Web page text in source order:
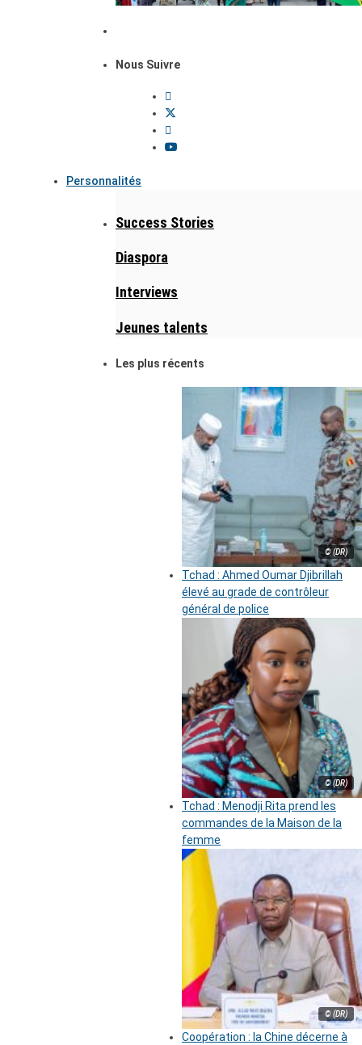
Nous Suivre
Personnalités
Success Stories
Diaspora
Interviews
Jeunes talents
Les plus récents
© (DR)
Tchad : Ahmed Oumar Djibrillah
élevé au grade de contrôleur
général de police
© (DR)
Tchad : Menodji Rita prend les
commandes de la Maison de la
femme
© (DR)
Coopération : la Chine décerne à